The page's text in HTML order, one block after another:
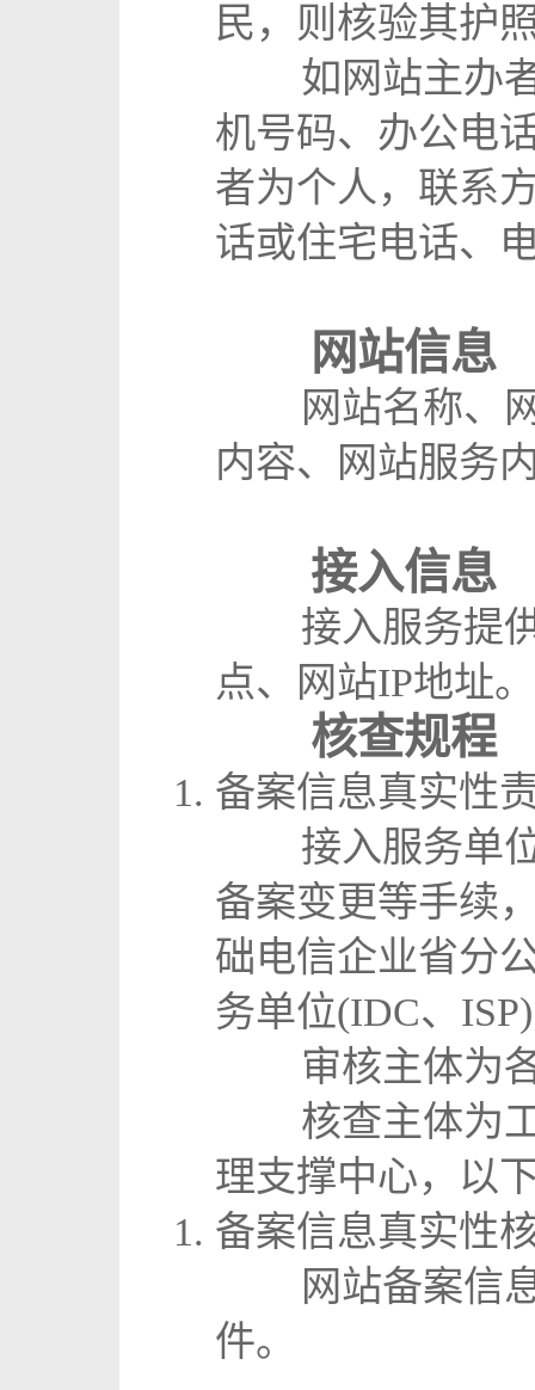
民，则核验其护
如网站主办者
机号码、办公电
者为个人，联系
话或住宅电话、
网站信息
网站名称、网
内容、网站服务
接入信息
接入服务提供
点、网站IP地址。
核查规程
备案信息真实性
接入服务单位
备案变更等手续
础电信企业省分
务单位(IDC、
审核主体为各
核查主体为工
理支撑中心，以
备案信息真实性
网站备案信息
件。